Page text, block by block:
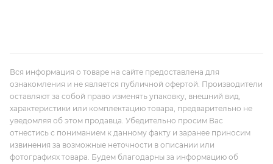
Вся информация о товаре на сайте предоставлена для
ознакомления и не является публичной офертой. Производители
оставляют за собой право изменять упаковку, внешний вид,
характеристики или комплектацию товара, предварительно не
уведомляя об этом продавца. Убедительно просим Вас
отнестись с пониманием к данному факту и заранее приносим
извинения за возможные неточности в описании или
фотографиях товара. Будем благодарны за информацию об